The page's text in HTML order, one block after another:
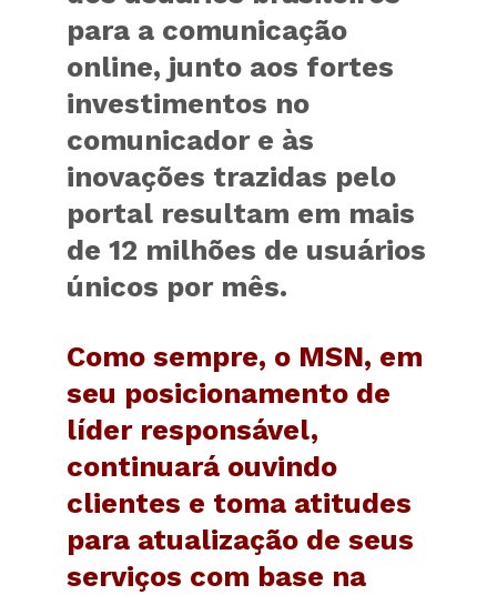
para a comunicação
online, junto aos fortes
investimentos no
comunicador e às
inovações trazidas pelo
portal resultam em mais
de 12 milhões de usuários
únicos por mês.
Como sempre, o MSN, em
seu posicionamento de
líder responsável,
continuará ouvindo
clientes e toma atitudes
para atualização de seus
serviços com base na